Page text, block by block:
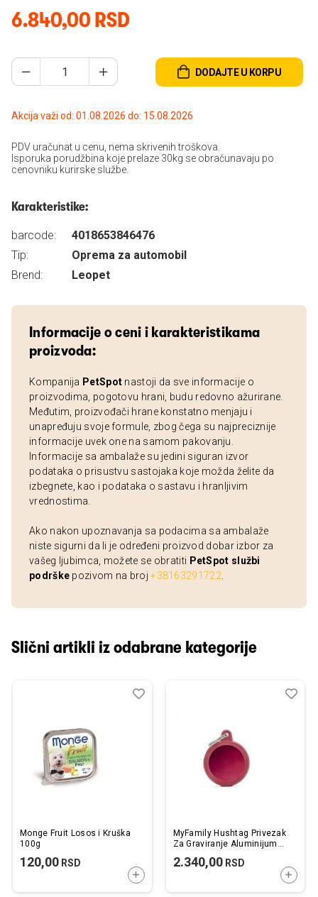
6.840,00 RSD
DODAJTE U KORPU
Akcija važi od: 01.08.2026 do: 15.08.2026
PDV uračunat u cenu, nema skrivenih troškova.
Isporuka porudžbina koje prelaze 30kg se obračunavaju po
cenovniku kurirske službe.
Karakteristike:
barcode:
4018653846476
Tip:
Oprema za automobil
Brend:
Leopet
Informacije o ceni i karakteristikama
proizvoda:
Kompanija PetSpot nastoji da sve informacije o
proizvodima, pogotovu hrani, budu redovno ažurirane.
Međutim, proizvođači hrane konstatno menjaju i
unapređuju svoje formule, zbog čega su najpreciznije
informacije uvek one na samom pakovanju.
Informacije sa ambalaže su jedini siguran izvor
podataka o prisustvu sastojaka koje možda želite da
izbegnete, kao i podataka o sastavu i hranljivim
vrednostima.
Ako nakon upoznavanja sa podacima sa ambalaže
niste sigurni da li je određeni proizvod dobar izbor za
vašeg ljubimca, možete se obratiti PetSpot službi
podrške pozivom na broj+38163291722
Slični artikli iz odabrane kategorije
Monge Fruit Losos i Kruška
100g
120,00 RSD
DODAJTE U KORPU
Dodaj
Uporedi
MyFamily Hushtag Privezak
Za Graviranje Aluminijum
2.340,00RSD